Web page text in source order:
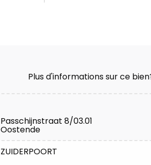
Plus d'informations sur ce
Passchijnstraat 8/03.01
Oostende
ZUIDERPOORT